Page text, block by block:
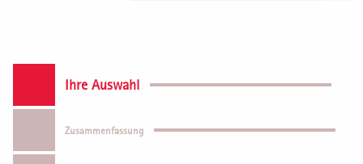
Ihre Auswahl
Zusammenfassung